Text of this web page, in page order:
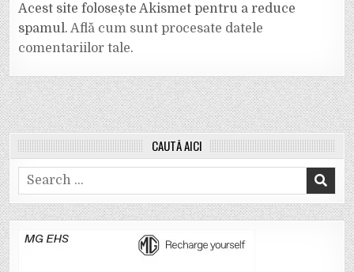
Acest site folosește Akismet pentru a reduce
spamul.Află cum sunt procesate datele
comentariilor tale.
CAUTĂ AICI
Search
for: